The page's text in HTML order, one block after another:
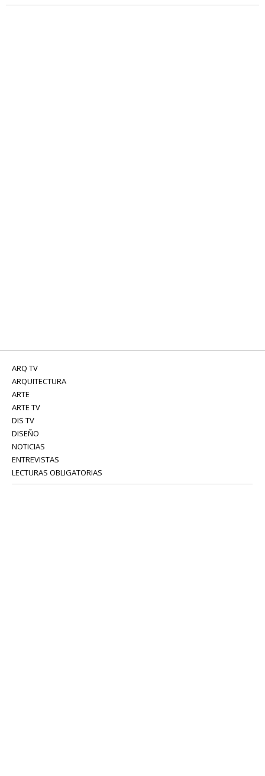
ARQ TV
ARQUITECTURA
ARTE
ARTE TV
DIS TV
DISEÑO
NOTICIAS
ENTREVISTAS
LECTURAS OBLIGATORIAS